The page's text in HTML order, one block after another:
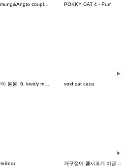
POKKY CAT 4 - Purr
void cat caca
개구쟁이 웰시코기 이광복 씨